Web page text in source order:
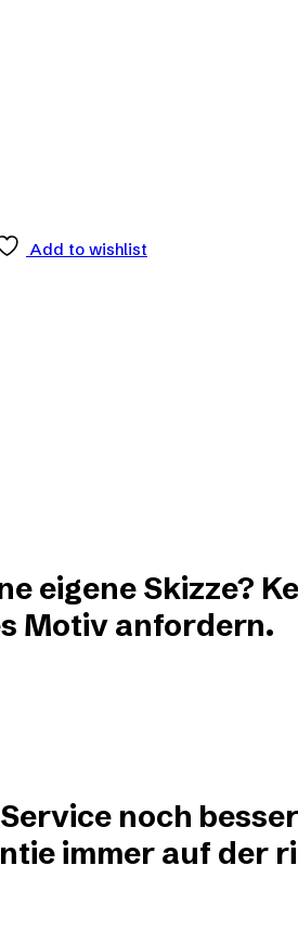
Add to wishlist
eigene Skizze?
Motiv anfordern.
noch
immer auf der